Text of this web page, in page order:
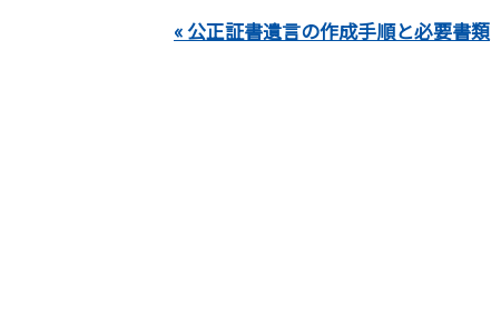
« 公正証書遺言の作成手順と必要書類